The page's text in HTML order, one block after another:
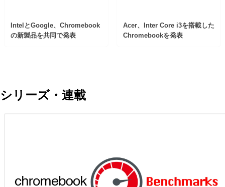
IntelとGoogle、Chromebook
の新製品を共同で発表
Acer、Inter Core i3を搭載した
Chromebookを発表
シリーズ・連載